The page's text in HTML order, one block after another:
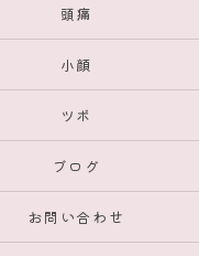
頭痛
小顔
ツボ
ブログ
お問い合わせ